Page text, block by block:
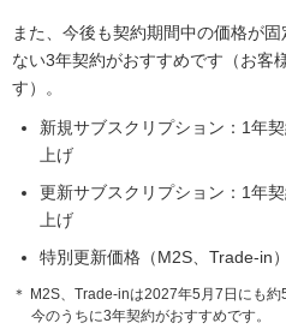
また、今後も契約期間中の価格が
ない3年契約がおすすめです（お客
す）。
新規サブスクリプション：1年
上げ
更新サブスクリプション：1年
上げ
特別更新価格（M2S、Trade-in
＊ M2S、Trade-inは2027年5月7日にも約
今のうちに3年契約がおすすめです。